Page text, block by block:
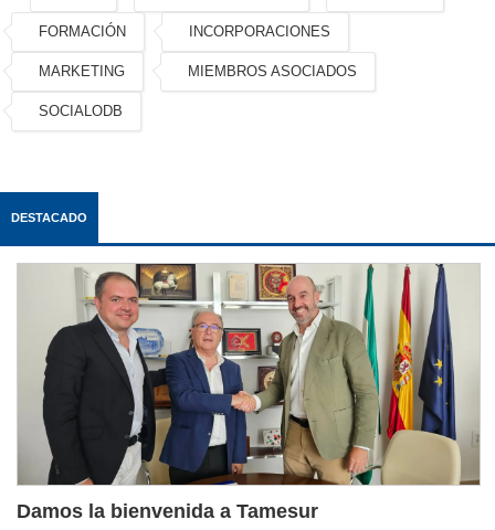
FORMACIÓN INCORPORACIONES
MARKETING MIEMBROS ASOCIADOS
SOCIALODB
DESTACADO
Damos la bienvenida a Tamesur